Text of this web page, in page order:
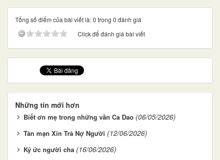
Tổng số điểm của bài viết là: 0 trong 0 đánh giá
Click để đánh giá bài viết
Những tin mới hơn
Biết ơn mẹ trong những vần Ca Dao (06/05/2026)
Tản mạn Xin Trả Nợ Người (12/06/2026)
Ký ức người cha (16/06/2026)